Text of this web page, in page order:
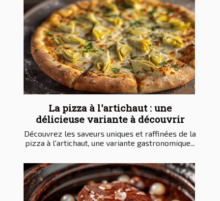
La pizza à l'artichaut : une
délicieuse variante à découvrir
Découvrez les saveurs uniques et raffinées de la
pizza à l'artichaut, une variante gastronomique...